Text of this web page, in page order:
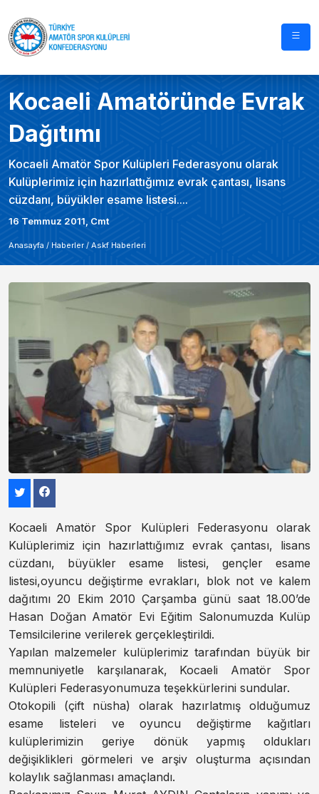
Kocaeli Amatöründe Evrak
Dağıtımı
Kocaeli Amatör Spor Kulüpleri Federasyonu olarak
Kulüplerimiz için hazırlattığımız evrak çantası, lisans
cüzdanı, büyükler esame listesi....
16 Temmuz 2011, Cmt
Anasayfa / Haberler / Askf Haberleri
Kocaeli Amatör Spor Kulüpleri Federasyonu olarak
Kulüplerimiz için hazırlattığımız evrak çantası, lisans
cüzdanı, büyükler esame listesi, gençler esame
listesi,oyuncu değiştirme evrakları, blok not ve kalem
dağıtımı 20 Ekim 2010 Çarşamba günü saat 18.00’de
Hasan Doğan Amatör Evi Eğitim Salonumuzda Kulüp
Temsilcilerine verilerek gerçekleştirildi.
Yapılan malzemeler kulüplerimiz tarafından büyük bir
memnuniyetle karşılanarak, Kocaeli Amatör Spor
Kulüpleri Federasyonumuza teşekkürlerini sundular.
Otokopili (çift nüsha) olarak hazırlatmış olduğumuz
esame listeleri ve oyuncu değiştirme kağıtları
kulüplerimizin geriye dönük yapmış oldukları
değişiklikleri görmeleri ve arşiv oluşturma açısından
kolaylık sağlanması amaçlandı.